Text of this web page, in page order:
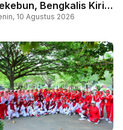
Bengkalis Kirim
Peserta Ikuti
Sawit
10 Agustus 2026